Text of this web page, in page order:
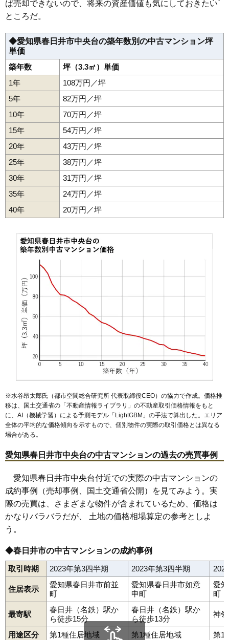
ば売却できないので、将来の資産価値も気にしておきたい
ところだ。
◆愛知県春日井市中央台の築年数別の中古マンション坪
単価
築年数
坪（3.3㎡）単価
1年
108万円／坪
5年
82万円／坪
10年
70万円／坪
15年
54万円／坪
20年
43万円／坪
25年
38万円／坪
30年
31万円／坪
35年
24万円／坪
40年
20万円／坪
※水谷昂太郎氏（都市空間総合研究所 代表取締役CEO）の協力で作成。価格推
移は、国土交通省の「 不動産情報ライブラリ 」の不動産取引価格情報をもと
に、AI（機械学習）による予測モデル「LightGBM」の手法で算出した。エリア
全体の平均的な価格傾向を示すもので、個別物件の実際の取引価格とは異なる
場合がある。
愛知県春日井市中央台の中古マンションの過去の売買事例
愛知県春日井市中央台付近での実際の中古マンションの
成約事例（売却事例、国土交通省公開）を見てみよう。実
際の売買は、さまざまな物件が含まれているため、価格は
かなりバラバラだが、 土地の価格相場算定の参考としよ
う。
◆春日井市の中古マンションの成約事例
取引時期 2023年第3四半期 2023年第3四半期
住居表示
愛知県春日井市前並
町
愛知県春日井市如意
申町
愛
町
最寄駅
春日井（名鉄）駅か
ら徒歩15分
春日井（名鉄）駅か
ら徒歩13分
神
用途区分 第1種住居地域 第1種住居地域 第1
下屋敷町上条町白山町高座台高森台中央台中央通 角崎町
出川町
桃山町八事町大和通若草通
勝川駅春日井駅神領駅高蔵寺駅味美〔名鉄〕駅
春日井〔名鉄〕駅